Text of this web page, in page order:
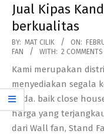
Jual Kipas
berkualitas
2018-
02-
12
BY: MAT CILIK ON:
FAN
WITH: 2 COMMENTS
Kami merupakan
menyediakan segala
anda. baik close
harga yang
dari Wall fan, Stand